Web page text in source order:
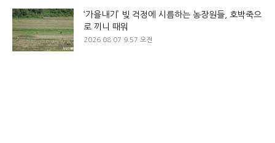
‘가을내기’ 빚 걱정에 시름하는 농장원들, 호박죽으
로 끼니 때워
2026.08.07 9:57 오전